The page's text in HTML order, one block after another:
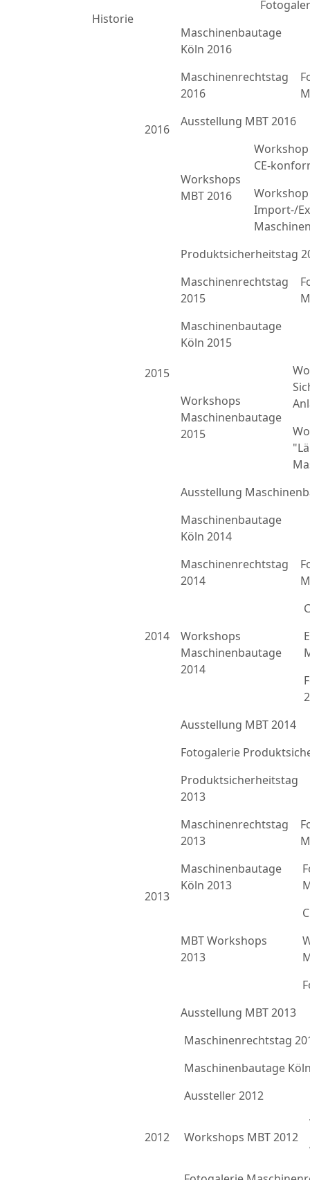
Historie
2016
Maschinenbautage
Köln 2016
Maschinenrechtstag
2016
Ausstellung MBT 2016
Workshops
MBT 2016
CE-
Import-/
2015
Produktsicherheitstag
Maschinenrechtstag
2015
Maschinenbautage
Köln 2015
Workshops
Maschinenbautage
2015
Ausstellung
2014
Maschinenbautage
Köln 2014
Maschinenrechtstag
2014
Workshops
Maschinenbautage
2014
Ausstellung MBT 2014
Fotogalerie
2013
Produktsicherheitstag
2013
Maschinenrechtstag
2013
Maschinenbautage
Köln 2013
MBT Workshops
2013
Ausstellung MBT 2013
2012
Maschinenrechtstag
Maschinenbautage
Aussteller 2012
Workshops MBT 2012